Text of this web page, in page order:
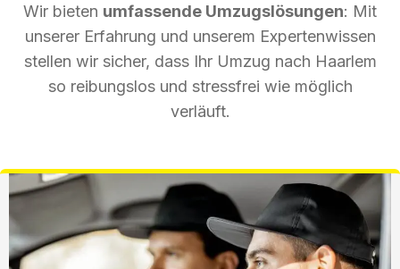
Wir bieten umfassende Umzugslösungen: Mit
unserer Erfahrung und unserem Expertenwissen
stellen wir sicher, dass Ihr Umzug nach Haarlem
so reibungslos und stressfrei wie möglich
verläuft.